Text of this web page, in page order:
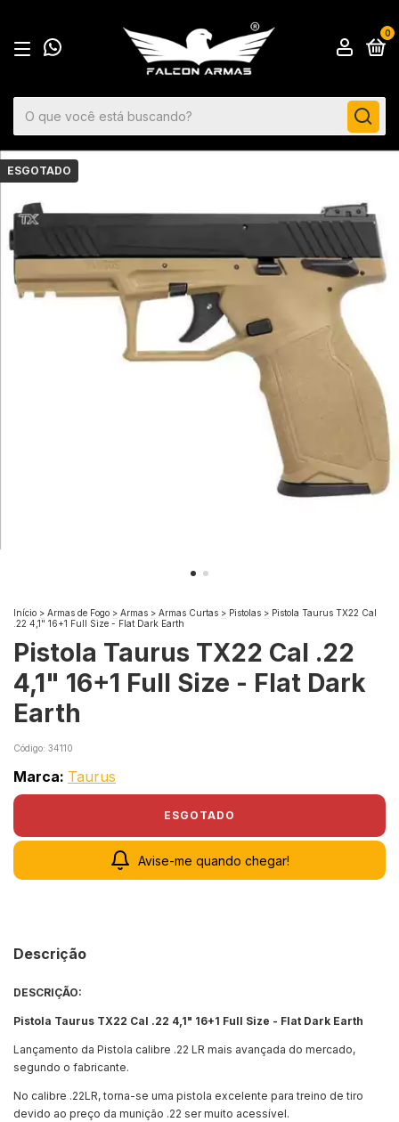
0
ESGOTADO
Início > Armas de Fogo > Armas > Armas Curtas > Pistolas > Pistola Taurus TX22 Cal
.22 4,1" 16+1 Full Size - Flat Dark Earth
Pistola Taurus TX22 Cal .22
4,1" 16+1 Full Size - Flat Dark
Earth
Código: 34110
Marca: Taurus
Avise-me quando chegar!
Descrição
DESCRIÇÃO:
Pistola Taurus TX22 Cal .22 4,1" 16+1 Full Size - Flat Dark Earth
Lançamento da Pistola calibre .22 LR mais avançada do mercado,
segundo o fabricante.
No calibre .22LR, torna-se uma pistola excelente para treino de tiro
devido ao preço da munição .22 ser muito acessível.